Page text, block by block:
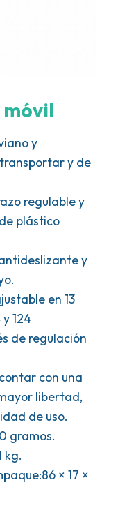
y
y de
regulable y
plástico
y
en 13
124
de regulación
con una
libertad,
de uso.
gramos.
kg.
× 17 ×